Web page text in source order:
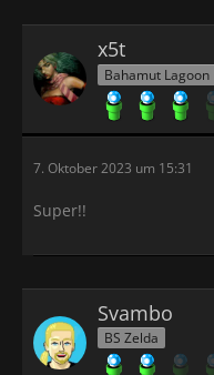
x5t
Bahamut Lagoon
7. Oktober 2023 um 15:31
Super!!
Svambo
BS Zelda